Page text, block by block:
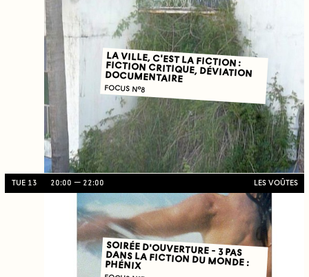
LA VILLE, C'EST LA FICTION : FICTION CRITIQUE, DÉVIATION DOCUMENTAIRE
FOCUS N°8
TUE 13 20:00 22:00 LES VOÛTES
SOIRÉE D'OUVERTURE - 3 PAS
DANS LA FICTION DU MONDE : PHÉNIX